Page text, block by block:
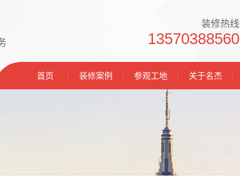
装修热线
13570388560
首页 装修案例 参观工地 关于名杰